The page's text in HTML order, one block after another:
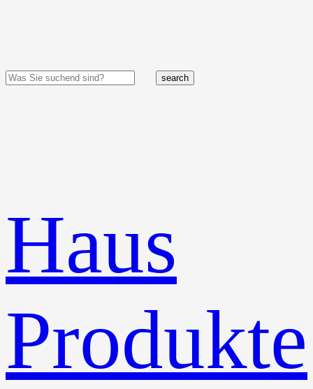
search
Haus
Produkte